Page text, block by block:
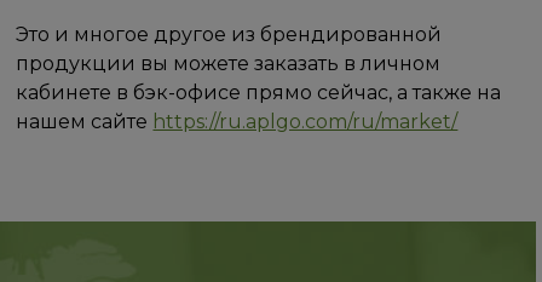
Это и многое другое из брендированной
продукции вы можете заказать в личном
кабинете в бэк-офисе прямо сейчас, а также на
нашем сайте https://ru.aplgo.com/ru/market/